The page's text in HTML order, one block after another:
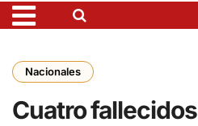
Nacionales
Cuatro